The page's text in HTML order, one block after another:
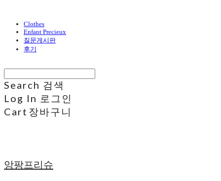
Clothes
Enfant Precieux
질문게시판
후기
Search 검색
Log In 로그인
Cart 장바구니
앙팡프리슈